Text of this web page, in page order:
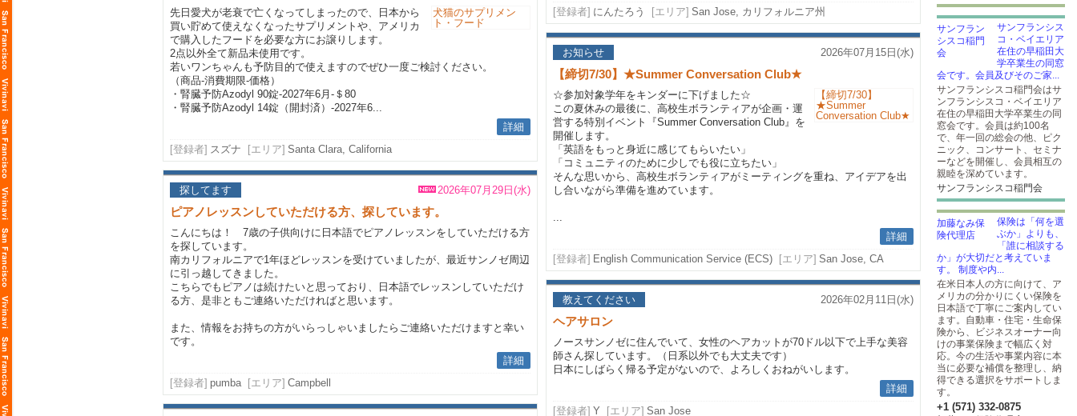
先日愛犬が老衰で亡くなってしまったので、日本から
買い貯めて使えなくなったサプリメントや、アメリカ
で購入したフードを必要な方にお譲りします。
2点以外全て新品未使用です。
若いワンちゃんも予防目的で使えますのでぜひ一度ご検討ください。
（商品-消費期限-価格）
・腎臓予防Azodyl 90錠-2027年6月-＄80
・腎臓予防Azodyl 14錠（開封済）-2027年6...
詳細
[登録者] スズナ [エリア] Santa Clara, California
探してます 2026年07月29日(水)
ピアノレッスンしていただける方、探しています。
こんにちは！ 7歳の子供向けに日本語でピアノレッスンをしていただける方
を探しています。
南カリフォルニアで1年ほどレッスンを受けていましたが、最近サンノゼ周辺
に引っ越してきました。
こちらでもピアノは続けたいと思っており、日本語でレッスンしていただけ
る方、是非ともご連絡いただければと思います。
また、情報をお持ちの方がいらっしゃいましたらご連絡いただけますと幸い
です。
詳細
[登録者] pumba [エリア] Campbell
[登録者] にんたろう [エリア] San Jose, カリフォルニア州
お知らせ 2026年07月15日(水)
【締切7/30】★Summer Conversation Club★
☆参加対象学年をキンダーに下げました☆
この夏休みの最後に、高校生ボランティアが企画・運
営する特別イベント『Summer Conversation Club』を
開催します。
「英語をもっと身近に感じてもらいたい」
「コミュニティのために少しでも役に立ちたい」
そんな思いから、高校生ボランティアがミーティングを重ね、アイデアを出
し合いながら準備を進めています。
...
詳細
[登録者] English Communication Service (ECS) [エリア] San Jose, CA
教えてください 2026年02月11日(水)
ヘアサロン
ノースサンノゼに住んでいて、女性のヘアカットが70ドル以下で上手な美容
師さん探しています。（日系以外でも大丈夫です）
日本にしばらく帰る予定がないので、よろしくおねがいします。
詳細
[登録者] Y [エリア] San Jose
サンフランシス
コ・ベイエリア
在住の早稲田大
学卒業生の同窓
会です。会員及びそのご家...
サンフランシスコ稲門会はサ
ンフランシスコ・ベイエリア
在住の早稲田大学卒業生の同
窓会です。会員は約100名
で、年一回の総会の他、ピク
ニック、コンサート、セミナ
ーなどを開催し、会員相互の
親睦を深めています。
サンフランシスコ稲門会
保険は「何を選
ぶか」よりも、
「誰に相談する
か」が大切だと考えていま
す。 制度や内...
在米日本人の方に向けて、ア
メリカの分かりにくい保険を
日本語で丁寧にご案内してい
ます。自動車・住宅・生命保
険から、ビジネスオーナー向
けの事業保険まで幅広く対
応。今の生活や事業内容に本
当に必要な補償を整理し、納
得できる選択をサポートしま
す。
+1 (571) 332-0875